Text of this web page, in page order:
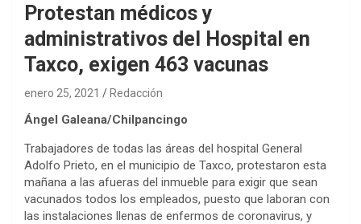
Protestan médicos y
administrativos del Hospital en
Taxco, exigen 463 vacunas
enero 25, 2021 Redacción
Ángel Galeana/Chilpancingo
Trabajadores de todas las áreas del hospital General
Adolfo Prieto, en el municipio de Taxco, protestaron esta
mañana a las afueras del inmueble para exigir que sean
vacunados todos los empleados, puesto que laboran con
las instalaciones llenas de enfermos de coronavirus, y